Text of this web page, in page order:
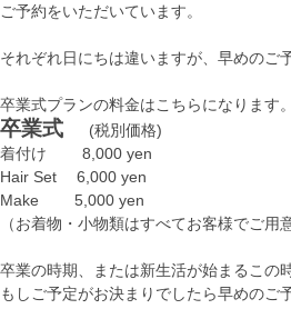
ご予約をいただいています。
それぞれ日にちは違いますが、早めのご
卒業式プランの料金はこちらになります
卒業式
(税別価格)
着付け 8,000 yen
Hair Set 6,000 yen
Make 5,000 yen
（お着物・小物類はすべてお客様でご用
卒業の時期、または新生活が始まるこの
もしご予定がお決まりでしたら早めのご